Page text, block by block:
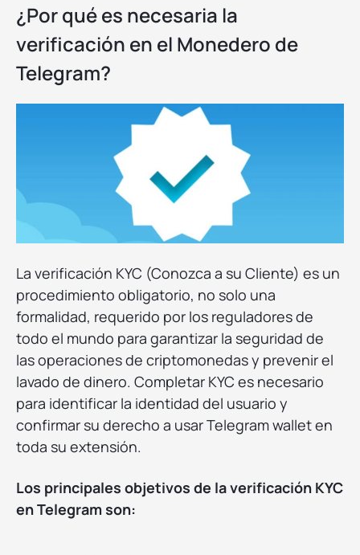
¿Por qué es necesaria la
verificación en el Monedero de
Telegram?
La verificación KYC (Conozca a su Cliente) es un
procedimiento obligatorio, no solo una
formalidad, requerido por los reguladores de
todo el mundo para garantizar la seguridad de
las operaciones de criptomonedas y prevenir el
lavado de dinero. Completar KYC es necesario
para identificar la identidad del usuario y
confirmar su derecho a usar Telegram wallet en
toda su extensión.
Los principales objetivos de la verificación KYC
en Telegram son: